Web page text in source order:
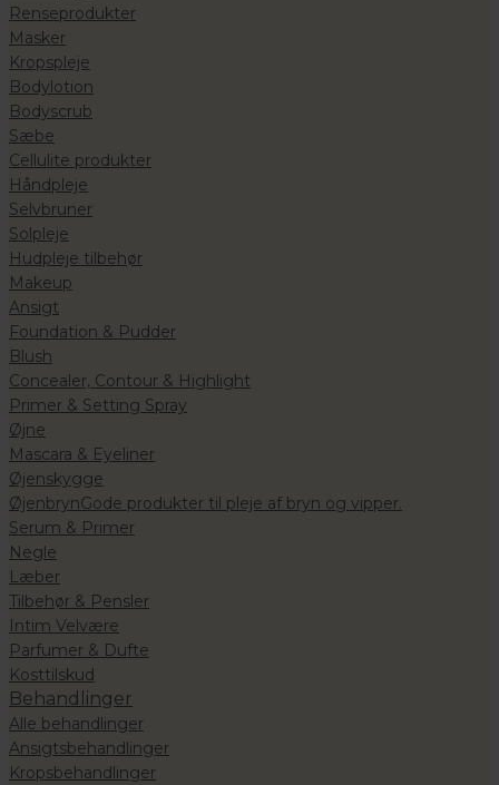
Renseprodukter
Masker
Kropspleje
Bodylotion
Bodyscrub
Sæbe
Cellulite produkter
Håndpleje
Selvbruner
Solpleje
Hudpleje tilbehør
Makeup
Ansigt
Foundation & Pudder
Blush
Concealer, Contour & Highlight
Primer & Setting Spray
Øjne
Mascara & Eyeliner
Øjenskygge
ØjenbrynGode produkter til pleje af bryn og vipper.
Serum & Primer
Negle
Læber
Tilbehør & Pensler
Intim Velvære
Parfumer & Dufte
Kosttilskud
Behandlinger
Alle behandlinger
Ansigtsbehandlinger
Kropsbehandlinger